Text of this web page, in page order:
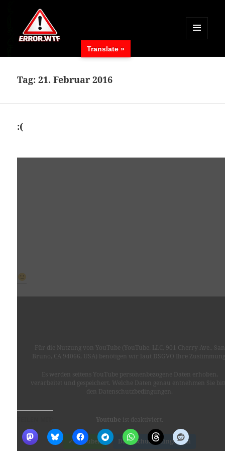
MENÜ
WIDGETS
Tag:21. Februar 2016
:(
Für die Nutzung von YouTube (YouTube, LLC, 901 Cherry Ave., San
Bruno, CA 94066, USA) benötigen wir laut DSGVO Ihre
Es werden seitens YouTube personenbezogene Daten erhoben,
verarbeitet und gespeichert. Welche Daten genau entnehmen Sie
den Datenschutzbedingungen.
Youtube ist deaktiviert.
✓ Erlauben Datenschutzbedingungen
Translate »